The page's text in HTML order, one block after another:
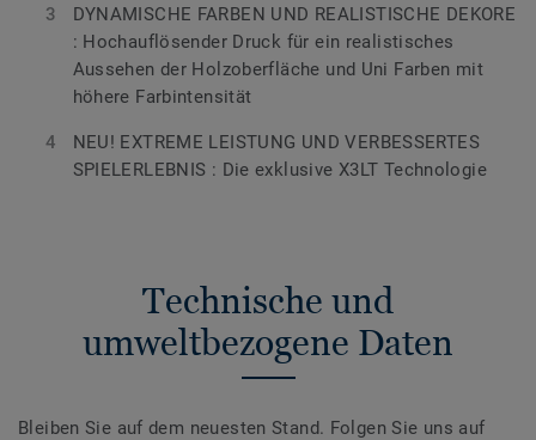
DYNAMISCHE FARBEN UND REALISTISCHE DEKORE
: Hochauflösender Druck für ein realistisches
Aussehen der Holzoberfläche und Uni Farben mit
höhere Farbintensität
NEU! EXTREME LEISTUNG UND VERBESSERTES
SPIELERLEBNIS : Die exklusive X3LT Technologie
Technische und
umweltbezogene Daten
Bleiben Sie auf dem neuesten Stand. Folgen Sie uns auf